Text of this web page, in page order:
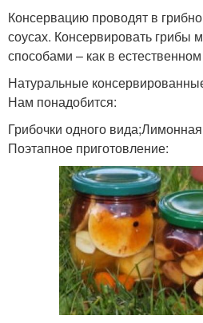
Консервацию проводят в
соусах. Консервировать грибы
способами – как в
Натуральные
Нам понадобится:
Грибочки одного
Поэтапное приготовление: